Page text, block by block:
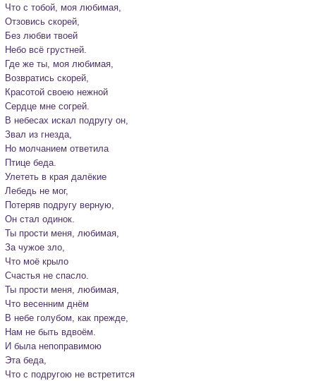
Что с тобой, моя любимая,
Отзовись скорей,
Без любви твоей
Небо всё грустней.
Где же ты, моя любимая,
Возвратись скорей,
Красотой своею нежной
Сердце мне согрей.
В небесах искал подругу он,
Звал из гнезда,
Но молчанием ответила
Птице беда.
Улететь в края далёкие
Лебедь не мог,
Потеряв подругу верную,
Он стал одинок.
Ты прости меня, любимая,
За чужое зло,
Что моё крыло
Счастья не спасло.
Ты прости меня, любимая,
Что весенним днём
В небе голубом, как прежде,
Нам не быть вдвоём.
И была непоправимою
Эта беда,
Что с подругою не встретится